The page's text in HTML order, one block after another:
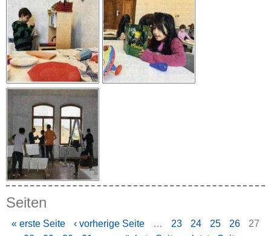
Seiten
« erste Seite ‹ vorherige Seite … 23 24 25 26
27